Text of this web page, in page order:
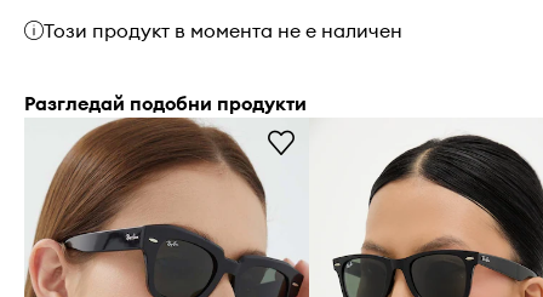
Този продукт в момента не е наличен
Разгледай подобни продукти